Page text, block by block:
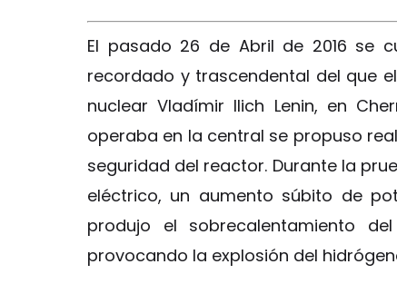
El pasado 26 de Abril de 2016 se
recordado y trascendental del que
nuclear Vladímir Ilich Lenin, en
operaba en la central se propuso
seguridad del reactor. Durante la
eléctrico, un aumento súbito de
produjo el sobrecalentamiento
provocando la explosión del